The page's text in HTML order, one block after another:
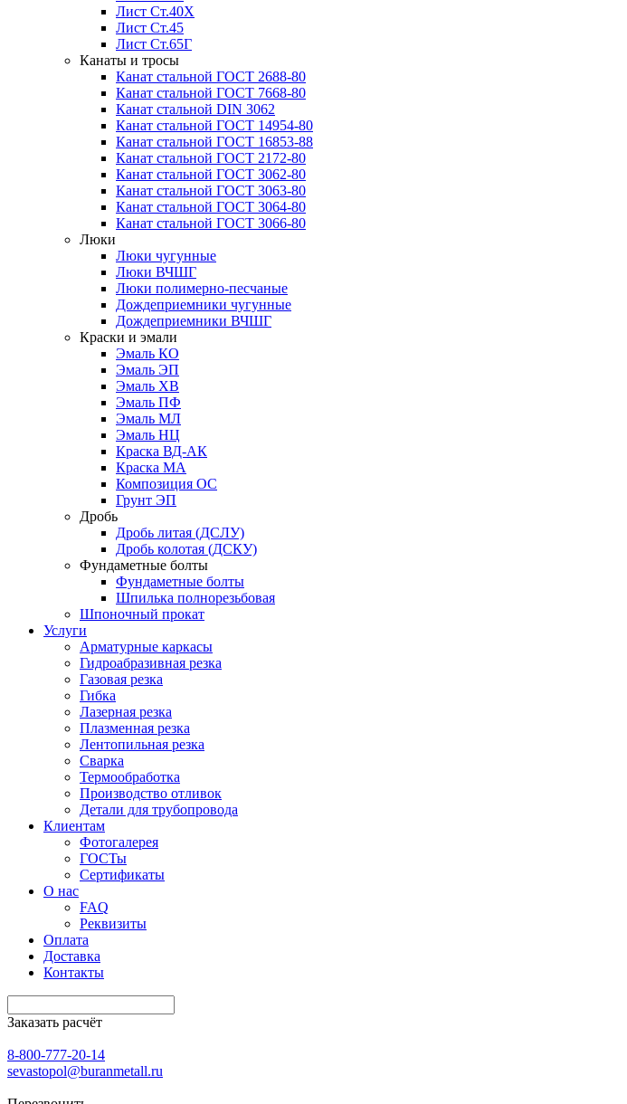
Лист Ст.40Х
Лист Ст.45
Лист Ст.65Г
Канаты и тросы
Канат стальной ГОСТ 2688-80
Канат стальной ГОСТ 7668-80
Канат стальной DIN 3062
Канат стальной ГОСТ 14954-80
Канат стальной ГОСТ 16853-88
Канат стальной ГОСТ 2172-80
Канат стальной ГОСТ 3062-80
Канат стальной ГОСТ 3063-80
Канат стальной ГОСТ 3064-80
Канат стальной ГОСТ 3066-80
Люки
Люки чугунные
Люки ВЧШГ
Люки полимерно-песчаные
Дождеприемники чугунные
Дождеприемники ВЧШГ
Краски и эмали
Эмаль КО
Эмаль ЭП
Эмаль ХВ
Эмаль ПФ
Эмаль МЛ
Эмаль НЦ
Краска ВД-АК
Краска МА
Композиция ОС
Грунт ЭП
Дробь
Дробь литая (ДСЛУ)
Дробь колотая (ДСКУ)
Фундаметные болты
Фундаметные болты
Шпилька полнорезьбовая
Шпоночный прокат
Услуги
Арматурные каркасы
Гидроабразивная резка
Газовая резка
Гибка
Лазерная резка
Плазменная резка
Лентопильная резка
Сварка
Термообработка
Производство отливок
Детали для трубопровода
Клиентам
Фотогалерея
ГОСТы
Сертификаты
О нас
FAQ
Реквизиты
Оплата
Доставка
Контакты
Заказать расчёт
8-800-777-20-14
sevastopol@buranmetall.ru